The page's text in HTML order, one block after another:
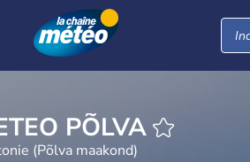
METEO PÕLVA
(Põlva maakond)